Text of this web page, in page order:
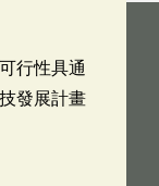
行性具通
發展計畫